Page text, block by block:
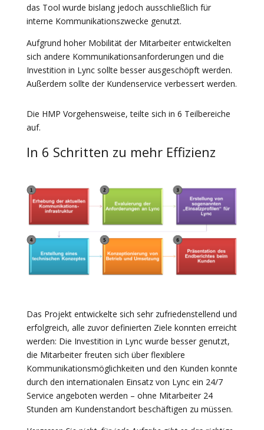
das Tool wurde bislang jedoch ausschließlich für
interne Kommunikationszwecke genutzt.
Aufgrund hoher Mobilität der Mitarbeiter entwickelten
sich andere Kommunikationsanforderungen und die
Investition in Lync sollte besser ausgeschöpft werden.
Außerdem sollte der Kundenservice verbessert werden.
Die HMP Vorgehensweise, teilte sich in 6 Teilbereiche
auf.
In 6 Schritten zu mehr Effizienz
Das Projekt entwickelte sich sehr zufriedenstellend und
erfolgreich, alle zuvor definierten Ziele konnten erreicht
werden: Die Investition in Lync wurde besser genutzt,
die Mitarbeiter freuten sich über flexiblere
Kommunikationsmöglichkeiten und den Kunden konnte
durch den internationalen Einsatz von Lync ein 24/7
Service angeboten werden – ohne Mitarbeiter 24
Stunden am Kundenstandort beschäftigen zu müssen.